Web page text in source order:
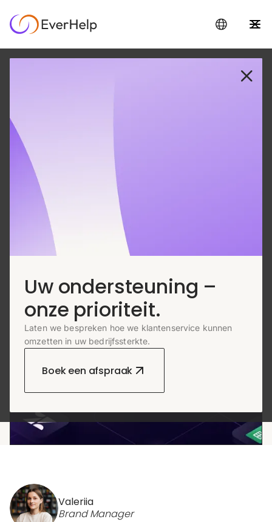
Uw ondersteuning –
onze prioriteit.
Laten we bespreken hoe we klantenservice kunnen
omzetten in uw bedrijfssterkte.
Boek een afspraak
Maak kennis met Evly:
EverHelp lanceert zijn
eigen AI-
klantenserviceagent
Valeriia
Brand Manager